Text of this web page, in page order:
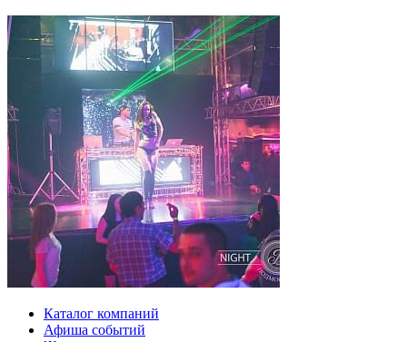
Каталог компаний
Афиша событий